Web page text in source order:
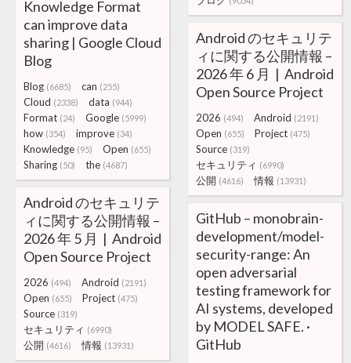
Knowledge Format
can improve data
sharing | Google Cloud
Blog
Blog (6685) can (255)
Cloud (2338) data (944)
Format (24) Google (5999)
how (354) improve (34)
Knowledge (95) Open (655)
Sharing (50) the (4687)
Android のセキュリテ
ィに関する公開情報 –
2026 年 6 月 | Android
Open Source Project
2026 (494) Android (2191)
Open (655) Project (475)
Source (319)
セキュリティ (6990)
公開 (4616) 情報 (13931)
Android のセキュリテ
ィに関する公開情報 –
2026 年 5 月 | Android
Open Source Project
2026 (494) Android (2191)
Open (655) Project (475)
Source (319)
セキュリティ (6990)
公開 (4616) 情報 (13931)
GitHub – monobrain-
development/model-
security-range: An
open adversarial
testing framework for
AI systems, developed
by MODEL SAFE. ·
GitHub